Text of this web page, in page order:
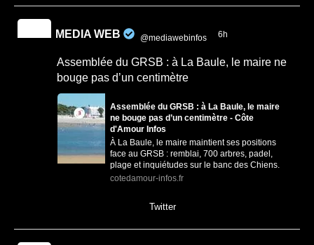
MEDIA WEB @mediawebinfos 6h
Assemblée du GRSB : à La Baule, le maire ne
bouge pas d’un centimètre
Assemblée du GRSB : à La Baule, le maire
ne bouge pas d’un centimètre - Côte
d'Amour Infos
À La Baule, le maire maintient ses positions
face au GRSB : remblai, 700 arbres, padel,
plage et inquiétudes sur le banc des Chiens.
cotedamour-infos.fr
Twitter